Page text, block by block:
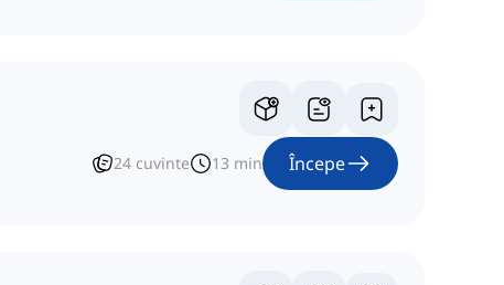
24 cuvinte 13 min Începe